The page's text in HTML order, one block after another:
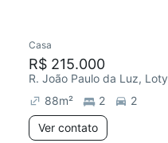
Casa
R$ 215.000
R. João Paulo da Luz, Loty
88m² 2
2
Ver contato